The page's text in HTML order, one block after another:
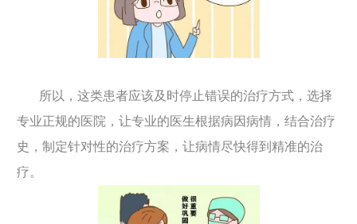
所以，这类患者应该及时停止错误的治疗方式，选择
专业正规的医院，让专业的医生根据病因病情，结合治疗
史，制定针对性的治疗方案，让病情尽快得到精准的治
疗。